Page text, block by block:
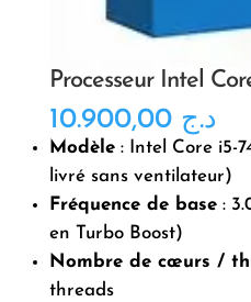
Processeur Intel
د.ج 10.900,00
Modèle: Intel Core i5-
livré sans ventilateur)
Fréquence de base:
en Turbo Boost)
Nombre de cœurs /
threads